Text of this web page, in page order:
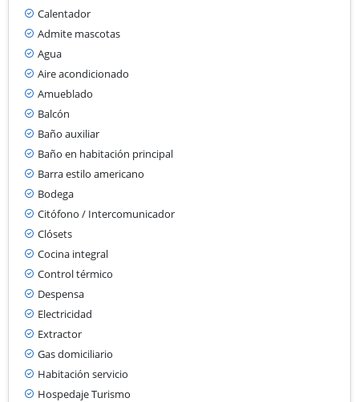
Calentador
Admite mascotas
Agua
Aire acondicionado
Amueblado
Balcón
Baño auxiliar
Baño en habitación principal
Barra estilo americano
Bodega
Citófono / Intercomunicador
Clósets
Cocina integral
Control térmico
Despensa
Electricidad
Extractor
Gas domiciliario
Habitación servicio
Hospedaje Turismo